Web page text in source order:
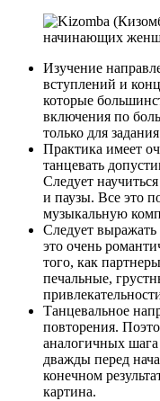
Изучение
вступлений и
которые
включения по
только для
Практика имеет
танцевать
Следует
и паузы. Все это
музыкальную
Следует
это очень
того, как
печальные,
Танцевальное
повторения.
аналогичных
дважды перед
конечном
картина.